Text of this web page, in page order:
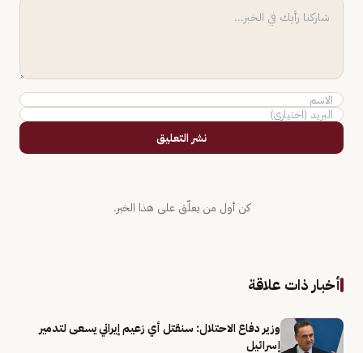
نشر التعليق
كن أول من يعلّق على هذا الخبر.
أخبار ذات علاقة
وزير دفاع الاحتلال: سنقتل أي زعيم إيراني يسعى لتدمير
إسرائيل